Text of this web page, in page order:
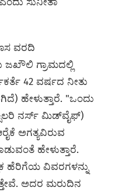
ವರದಿ
ಜಖೌಲಿ ಗ್ರಾಮದಲ್ಲಿ
42 ವರ್ಷದ ನೀತು
ಹೇಳುತ್ತಾರೆ. "ಒಂದು
ನರ್ಸ್‌ ಮಿಡ್‌ವೈಫ್)
ಅಗತ್ಯವಿರುವ
ಹೇಳುತ್ತಾರೆ.
ಹೆರಿಗೆಯ ವಿವರಗಳನ್ನು
ಅದರ ಮರುದಿನ